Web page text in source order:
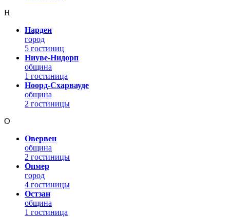
Н
Нарден
город
5 гостиниц
Ниуве-Нидорп
община
1 гостиница
Ноорд-Схарвауде
община
2 гостиницы
О
Овервен
община
2 гостиницы
Опмер
город
4 гостиницы
Остзан
община
1 гостиница